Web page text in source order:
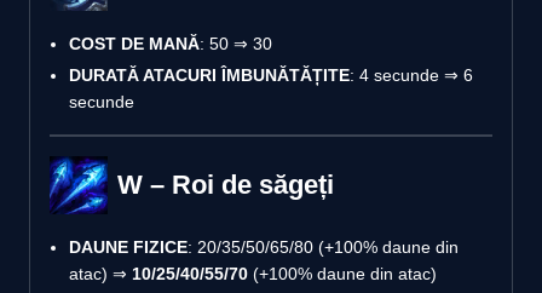
COST DE MANĂ: 50 ⇒ 30
DURATĂ ATACURI ÎMBUNĂTĂȚITE: 4 secunde ⇒ 6
secunde
W – Roi de săgeți
DAUNE FIZICE: 20/35/50/65/80 (+100% daune din
atac) ⇒ 10/25/40/55/70 (+100% daune din atac)